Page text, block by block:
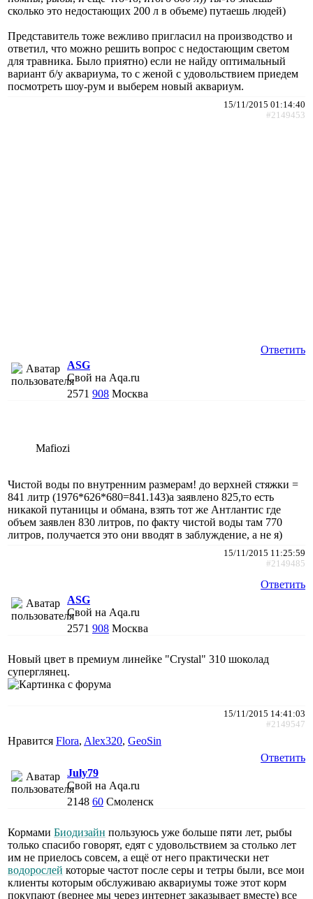
сколько это недостающих 200 л в объеме) путаешь людей)
Представитель тоже вежливо пригласил на производство и
ответил, что можно решить вопрос с недостающим светом
для травника. Было приятно) если не найду оптимальный
вариант б/у аквариума, то с женой с удовольствием приедем
посмотреть шоу-рум и выберем новый аквариум.
15/11/2015 01:14:40
#2149453
Ответить
АSG
Свой на Aqa.ru
2571 908 Москва
Mafiozi
Чистой воды по внутренним размерам! до верхней стяжки =
841 литр (1976*626*680=841.143)а заявлено 825,то есть
никакой путаницы и обмана, взять тот же Антлантис где
объем заявлен 830 литров, по факту чистой воды там 770
литров, получается это они вводят в заблуждение, а не я)
15/11/2015 11:25:59
#2149485
Ответить
АSG
Свой на Aqa.ru
2571 908 Москва
Новый цвет в премиум линейке "Crystal" 310 шоколад
суперглянец.
15/11/2015 14:41:03
#2149547
Нравится Flora, Alex320, GeoSin
Ответить
July79
Свой на Aqa.ru
2148 60 Смоленск
Кормами Биодизайн пользуюсь уже больше пяти лет, рыбы
только спасибо говорят, едят с удовольствием за столько лет
им не приелось совсем, а ещё от него практически нет
водорослей которые частот после серы и тетры были, все мои
клиенты которым обслуживаю аквариумы тоже этот корм
покупают (вернее мы через интернет заказывает вместе) все